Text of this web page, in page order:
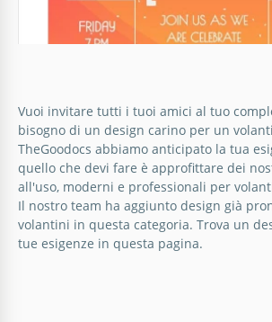
Volantino di compleanno
bianco e nero
Il nostro modello di volantino ti aiuterà
pubblicità per il tuo caffè o un altro
commerciale.
Google Docs
Vuoi invitare tutti i tuoi amici al tuo
bisogno di un design carino per un
TheGoodocs abbiamo anticipato la tua
quello che devi fare è approfittare dei
all'uso, moderni e professionali per
Il nostro team ha aggiunto design già
volantini in questa categoria. Trova un
tue esigenze in questa pagina.